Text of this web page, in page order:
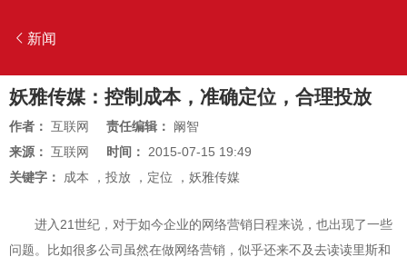
新闻
妖雅传媒：控制成本，准确定位，合理投放
作者： 互联网 责任编辑： 阚智
来源： 互联网 时间： 2015-07-15 19:49
关键字： 成本 ， 投放 ， 定位 ， 妖雅传媒
进入21世纪，对于如今企业的网络营销日程来说，也出现了一些
问题。比如很多公司虽然在做网络营销，似乎还来不及去读读里斯和